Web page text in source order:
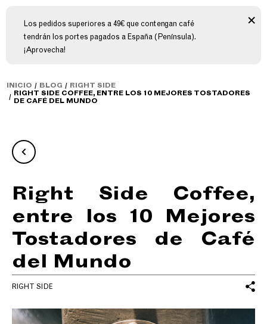
Los pedidos superiores a 49€ que contengan café
tendrán los portes pagados a España (Península).
¡Aprovecha!
INICIO BLOG
RIGHT SIDE
RIGHT SIDE COFFEE, ENTRE LOS 10 MEJORES TOSTADORES
DE CAFÉ DEL MUNDO
Right Side Coffee,
entre los 10 Mejores
Tostadores de Café
del Mundo
RIGHT SIDE